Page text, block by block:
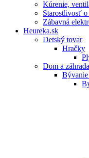
Kúrenie,
Starostlivosť
Zábavná
Heureka.sk
Detský tovar
Hračky
Dom a záhrada